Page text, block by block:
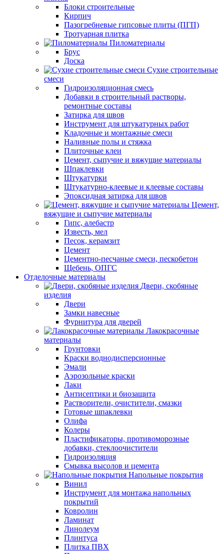
Блоки строительные
Кирпич
Пазогребневые гипсовые плиты (ПГП)
Тротуарная плитка
Пиломатериалы
Брус
Доска
Сухие строительные
смеси
Гидроизоляционная смесь
Добавки в строительный растворы,
ремонтные составы
Затирка для швов
Инструмент для штукатурных работ
Кладочные и монтажные смеси
Наливные полы и стяжка
Плиточные клеи
Цемент, сыпучие и вяжущие материалы
Шпаклевки
Штукатурки
Штукатурно-клеевые и клеевые составы
Эпоксидная затирка для швов
Цемент,
вяжущие и сыпучие материалы
Гипс, алебастр
Известь, мел
Песок, керамзит
Цемент
Цементно-песчаные смеси, пескобетон
Щебень, ОПГС
Отделочные материалы
Двери, скобяные
изделия
Двери
Замки навесные
Фурнитура для дверей
Лакокрасочные
материалы
Грунтовки
Краски воднодисперсионные
Эмали
Аэрозольные краски
Лаки
Антисептики и биозащита
Растворители, очистители, смазки
Готовые шпаклевки
Олифа
Колеры
Пластификаторы, противоморозные
добавки, стеклоочистители
Гидроизоляция
Смывка высолов и цемента
Напольные покрытия
Винил
Инструмент для монтажа напольных
покрытий
Ковролин
Ламинат
Линолеум
Плинтуса
Плитка ПВХ